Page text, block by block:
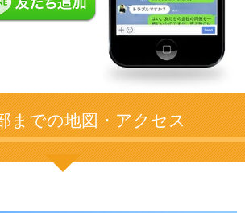
までの地図・アクセス